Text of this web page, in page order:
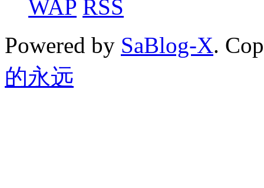
WAP RSS
Powered by SaBlog-X.
的永远